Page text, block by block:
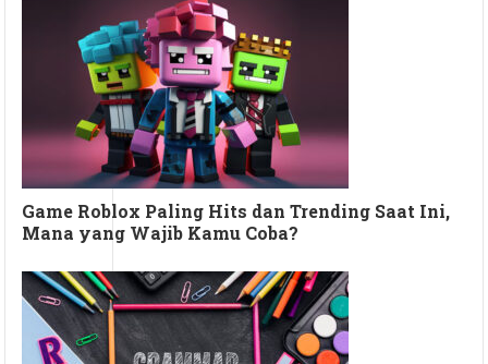
Game Roblox Paling Hits dan Trending Saat Ini,
Mana yang Wajib Kamu Coba?